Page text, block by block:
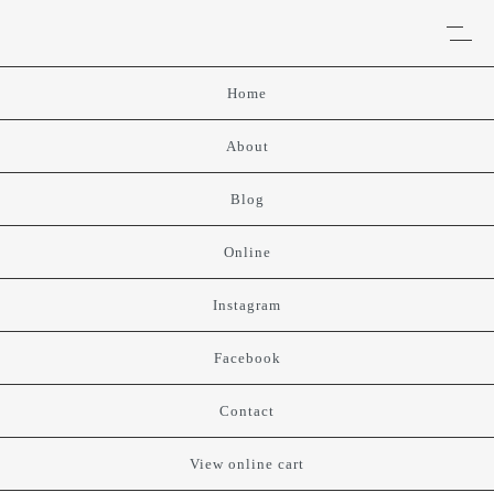
Home
About
Blog
Online
Instagram
Facebook
Contact
View online cart